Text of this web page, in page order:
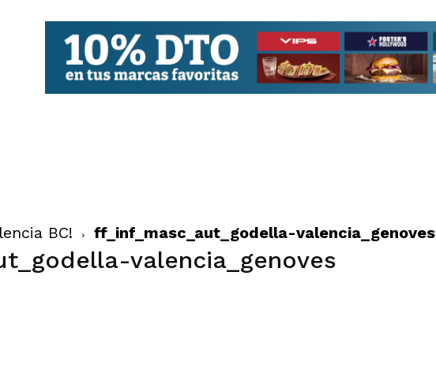
BC! ff_inf_masc_aut_godella-valencia_genoves
valencia_genoves